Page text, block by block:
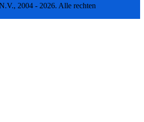
2004 - 2026. Alle rechten